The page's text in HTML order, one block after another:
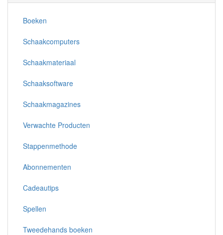
Boeken
Schaakcomputers
Schaakmateriaal
Schaaksoftware
Schaakmagazines
Verwachte Producten
Stappenmethode
Abonnementen
Cadeautips
Spellen
Tweedehands boeken